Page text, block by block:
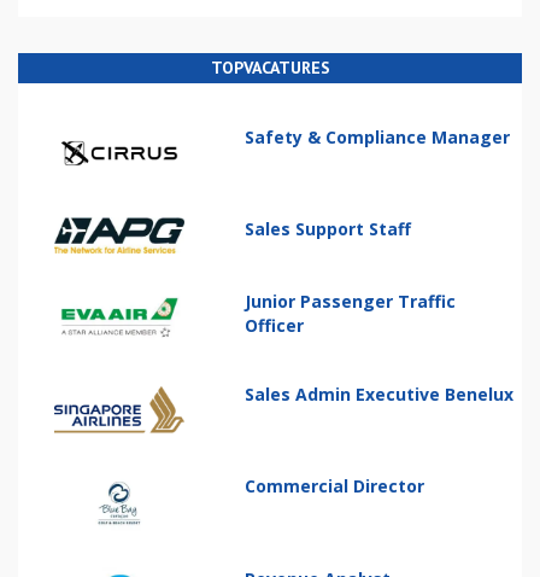
TOPVACATURES
Safety & Compliance Manager
Sales Support Staff
Junior Passenger Traffic
Officer
Sales Admin Executive Benelux
Commercial Director